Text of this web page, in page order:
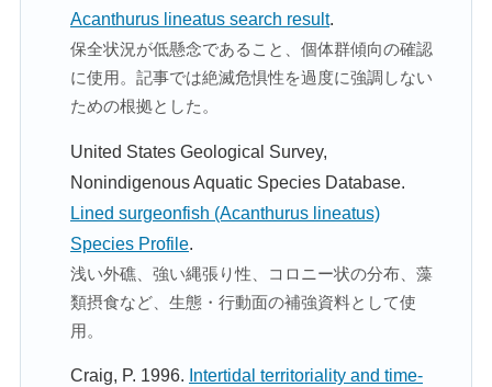
Acanthurus lineatus search result.
保全状況が低懸念であること、個体群傾向の確認
に使用。記事では絶滅危惧性を過度に強調しない
ための根拠とした。
United States Geological Survey,
Nonindigenous Aquatic Species Database.
Lined surgeonfish (Acanthurus lineatus)
Species Profile.
浅い外礁、強い縄張り性、コロニー状の分布、藻
類摂食など、生態・行動面の補強資料として使
用。
Craig, P. 1996. Intertidal territoriality and time-